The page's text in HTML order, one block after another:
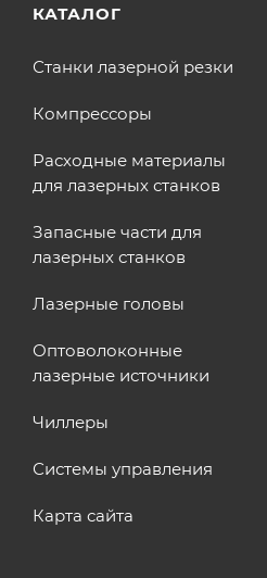
КАТАЛОГ
Станки лазерной резки
Компрессоры
Расходные материалы
для лазерных станков
Запасные части для
лазерных станков
Лазерные головы
Оптоволоконные
лазерные источники
Чиллеры
Системы управления
Карта сайта